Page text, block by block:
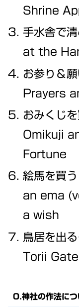
Shrine
手水舎で
at the
お参り＆
Prayers
おみくじ
Omikuji
Fortune
絵馬を買
an ema
a wish
鳥居を出
Torii Gate
0.神社の作法につ